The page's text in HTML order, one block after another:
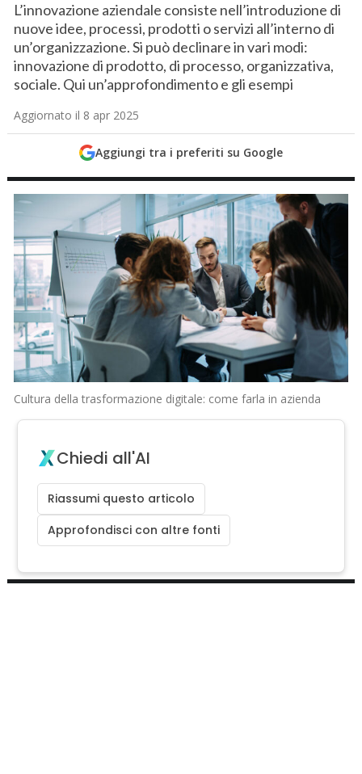
L’innovazione aziendale consiste nell’introduzione di
nuove idee, processi, prodotti o servizi all’interno di
un’organizzazione. Si può declinare in vari modi:
innovazione di prodotto, di processo, organizzativa,
sociale. Qui un’approfondimento e gli esempi
Aggiornato il 8 apr 2025
Aggiungi tra i preferiti su Google
Cultura della trasformazione digitale: come farla in azienda
Chiedi all'AI
Riassumi questo articolo
Approfondisci con altre fonti